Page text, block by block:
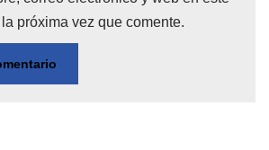
próxima vez que comente.